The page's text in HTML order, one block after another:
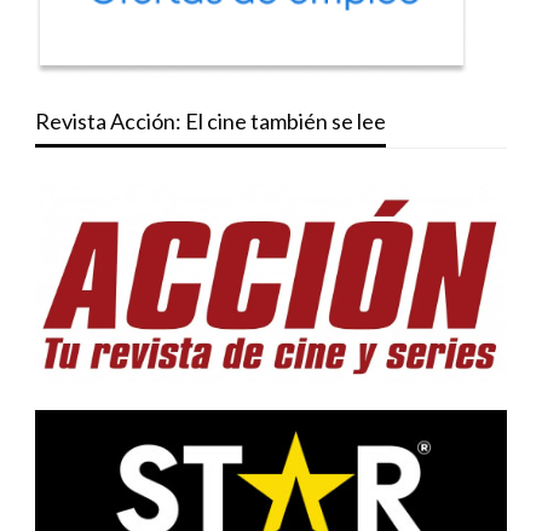
Revista Acción: El cine también se lee